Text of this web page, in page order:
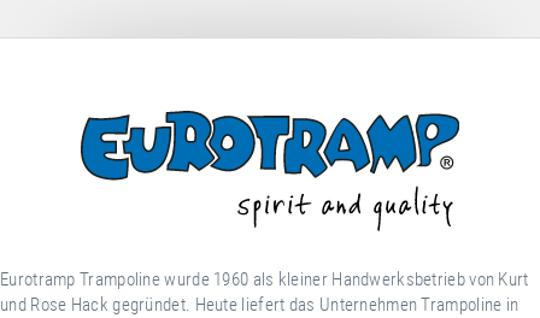
Eurotramp Trampoline wurde 1960 als kleiner Handwerksbetrieb von Kurt
und Rose Hack gegründet. Heute liefert das Unternehmen Trampoline in